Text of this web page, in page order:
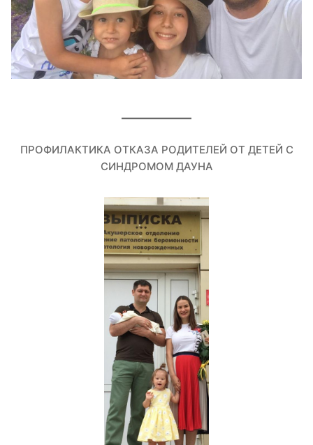
ПРОФИЛАКТИКА ОТКАЗА РОДИТЕЛЕЙ ОТ ДЕТЕЙ С
СИНДРОМОМ ДАУНА